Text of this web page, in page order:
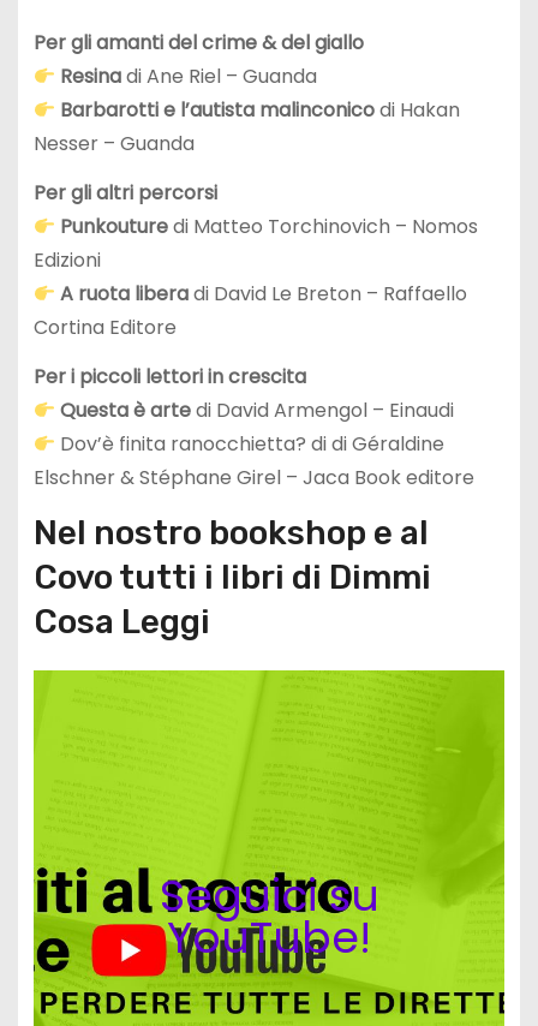
Per gli amanti del crime & del giallo
Resinadi Ane Riel – Guanda
Barbarotti e l’autista malinconicodi Hakan
Nesser – Guanda
Per gli altri percorsi
Punkouturedi Matteo Torchinovich – Nomos
Edizioni
A ruota liberadi David Le Breton – Raffaello
Cortina Editore
Per i piccoli lettori in crescita
Questa è artedi David Armengol – Einaudi
Dov’è finita ranocchietta? di di Géraldine
Elschner & Stéphane Girel – Jaca Book editore
Nel nostro bookshop e al
Covo tutti i libri di Dimmi
Cosa Leggi
Seguici su
YouTube!